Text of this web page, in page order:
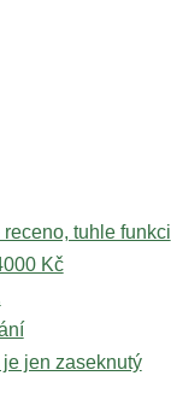
tuhle funkci
Kč
jen zaseknutý